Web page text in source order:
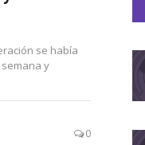
se había
y
0